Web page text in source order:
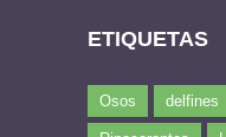
ETIQUETAS
Osos delfines